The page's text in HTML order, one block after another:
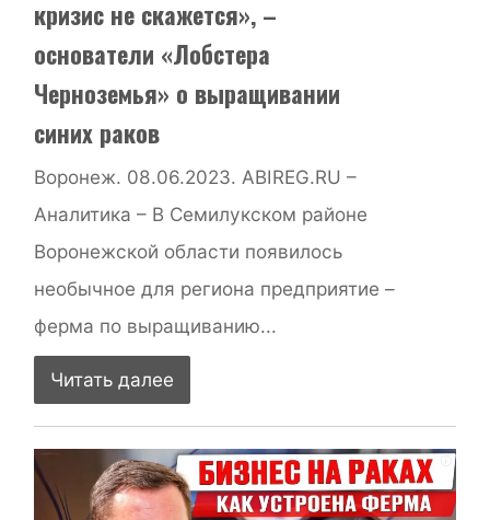
кризис не скажется», –
основатели «Лобстера
Черноземья» о выращивании
синих раков
Воронеж. 08.06.2023. ABIREG.RU –
Аналитика – В Семилукском районе
Воронежской области появилось
необычное для региона предприятие –
ферма по выращиванию...
Читать далее